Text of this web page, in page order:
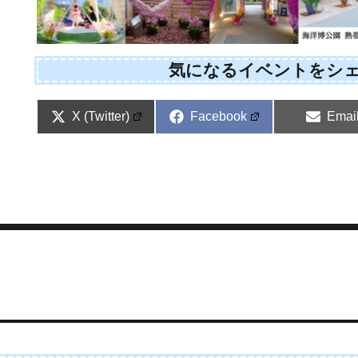
気になるイベントをシ
Share
X (Twitter)
Share
Facebook